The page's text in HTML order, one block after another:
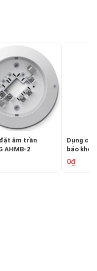
âm trần
AHMB-2
Dụng cụ
báo khói
AH-07128
0₫